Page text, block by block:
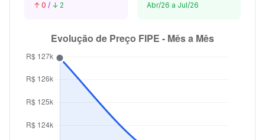
↑ 0 / ↓ 2 Abr/26 a Jul/26